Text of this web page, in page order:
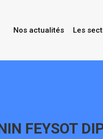
Nos actualités Les
FEYSOT